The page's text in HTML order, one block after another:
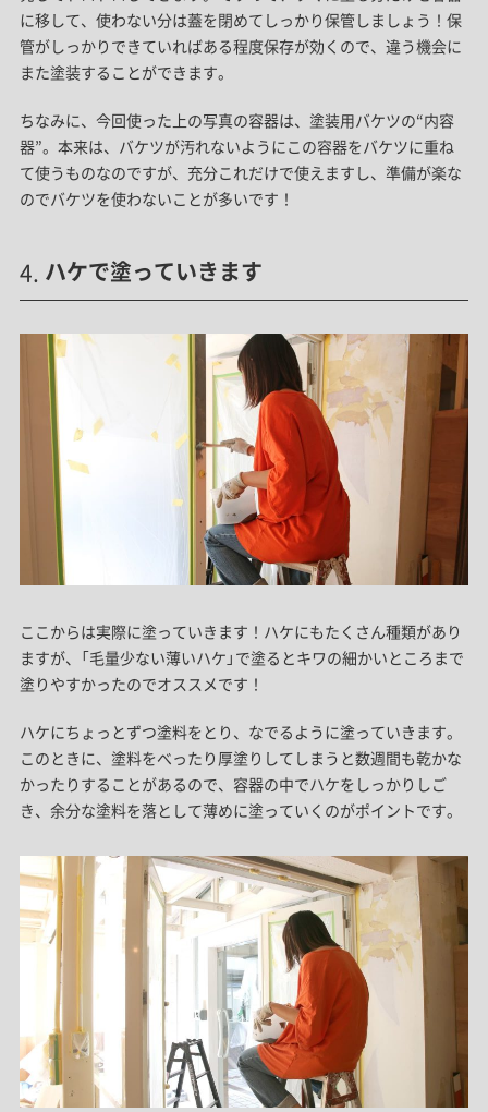
に移して、使わない分は蓋を閉めてしっかり保管しましょう！保
管がしっかりできていればある程度保存が効くので、違う機会に
また塗装することができます。
ちなみに、今回使った上の写真の容器は、塗装用バケツの“内容
器”。本来は、バケツが汚れないようにこの容器をバケツに重ね
て使うものなのですが、充分これだけで使えますし、準備が楽な
のでバケツを使わないことが多いです！
ハケで塗っていきます
ここからは実際に塗っていきます！ハケにもたくさん種類があり
ますが、「毛量少ない薄いハケ」で塗るとキワの細かいところまで
塗りやすかったのでオススメです！
ハケにちょっとずつ塗料をとり、なでるように塗っていきます。
このときに、塗料をべったり厚塗りしてしまうと数週間も乾かな
かったりすることがあるので、容器の中でハケをしっかりしご
き、余分な塗料を落として薄めに塗っていくのがポイントです。